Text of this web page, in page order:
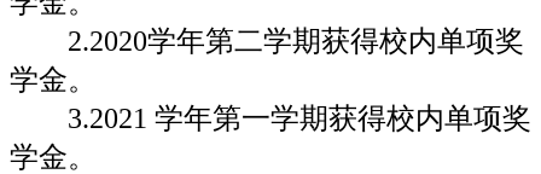
2.2020学年第二学期获得校内单项奖
学金。
3.2021 学年第一学期获得校内单项奖
学金。